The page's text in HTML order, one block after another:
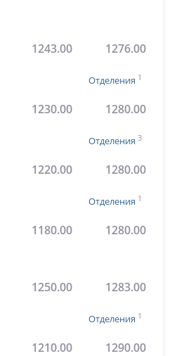
1243.00 1276.00
Отделения 1
1230.00 1280.00
Отделения 3
1220.00 1280.00
Отделения 1
1180.00 1280.00
1250.00 1283.00
Отделения 1
1210.00 1290.00